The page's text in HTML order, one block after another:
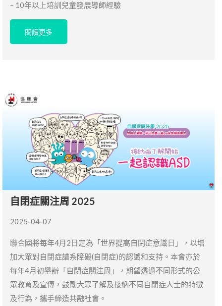
– 10年以上培訓兒童發展導師經驗
閱讀更多
自閉症關注周 2025
2025-04-07
聯合國將每年4月2日定為「世界提高自閉症意識日」，以增
加大眾對自閉症譜系障礙(自閉症)的認識和支持。本會亦於
每年4月初舉辦「自閉症關注周」，期望透過不同形式的公
眾教育及宣傳，鼓勵大眾了解及接納不同自閉症人士的特徵
及行為，攜手締造共融社會。